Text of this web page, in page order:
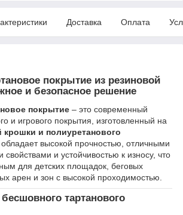
Доставка Оплата
покрытие из резиновой
и безопасное решение
покрытие – это современный
и игрового покрытия, изготовленный на
крошки и полиуретанового
обладает высокой прочностью, отличными
и устойчивостью к износу, что
для детских площадок, беговых
арен и зон с высокой проходимостью.
тартанового